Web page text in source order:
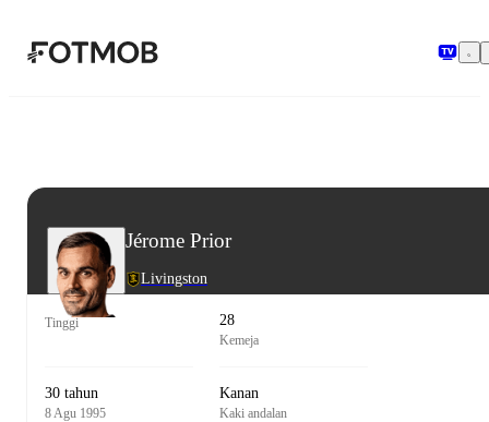
Jérome Prior
Livingston
Tinggi 28
Kemeja
30 tahun
8 Agu 1995
Kanan
Kaki andalan